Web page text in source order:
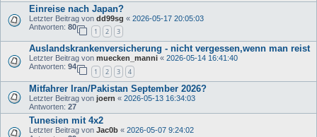
Einreise nach Japan?
Letzter Beitrag von dd99sg « 2026-05-17 20:05:03
Antworten: 80
1 2 3
Auslandskrankenversicherung - nicht vergessen,wenn man reist
Letzter Beitrag von muecken_manni « 2026-05-14 16:41:40
Antworten: 94
1 2 3 4
Mitfahrer Iran/Pakistan September 2026?
Letzter Beitrag von joern « 2026-05-13 16:34:03
Antworten: 27
Tunesien mit 4x2
Letzter Beitrag von Jac0b « 2026-05-07 9:24:02